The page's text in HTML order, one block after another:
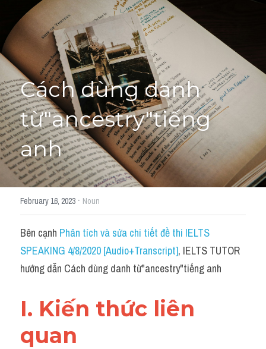
Học thử →
Cách dùng danh
từ"ancestry"tiếng
anh
February 16, 2023 · Noun
Bên cạnh Phân tích và sửa chi tiết đề thi IELTS
SPEAKING 4/8/2020 [Audio+Transcript], IELTS TUTOR
hướng dẫn Cách dùng danh từ"ancestry"tiếng anh
I. Kiến thức liên
quan